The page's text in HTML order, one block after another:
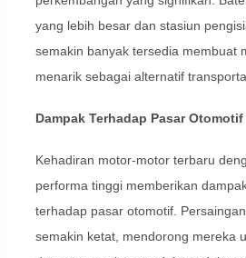
yang lebih besar dan stasiun
semakin banyak tersedia membuat
menarik sebagai alternatif
Dampak Terhadap Pasar Otomotif
Kehadiran motor-motor terbaru
performa tinggi memberikan
terhadap pasar otomotif.
semakin ketat, mendorong mereka